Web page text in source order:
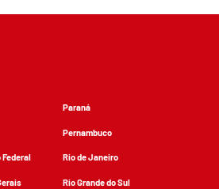
Paraná
Pernambuco
Rio de Janeiro
Rio Grande do Sul